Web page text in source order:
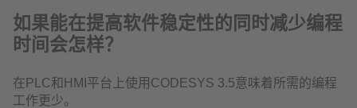
如果能在提高软件稳定性的同时减少编程
时间会怎样？
在PLC和HMI平台上使用CODESYS 3.5意味着所需的编程
工作更少。